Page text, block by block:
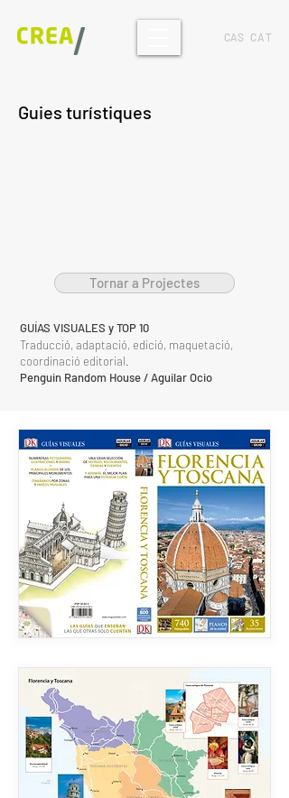
CAS CAT
Guies turístiques
Tornar a Projectes
GUÍAS VISUALES y TOP 10
Traducció, adaptació, edició, maquetació,
coordinació editorial.
Penguin Random House / Aguilar Ocio